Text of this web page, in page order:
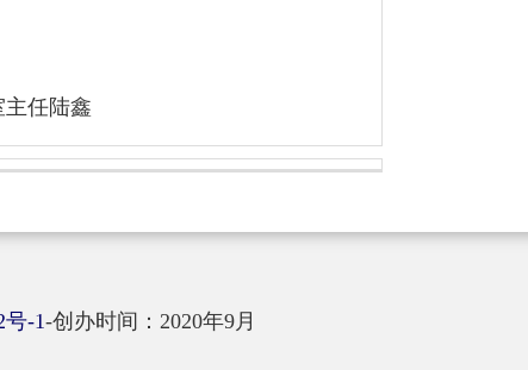
任陆鑫
号-1-创办时间：2020年9月